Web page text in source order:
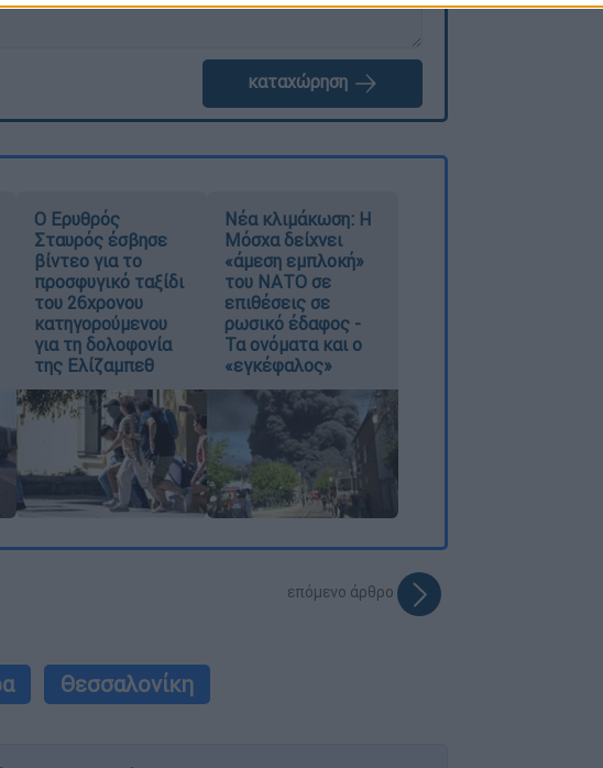
καταχώρηση
Ο Ερυθρός
Σταυρός έσβησε
βίντεο για το
προσφυγικό ταξίδι
του 26χρονου
κατηγορούμενου
για τη δολοφονία
της Ελίζαμπεθ
Νέα κλιμάκωση: Η
Μόσχα δείχνει
«άμεση εμπλοκή»
του ΝΑΤΟ σε
επιθέσεις σε
ρωσικό έδαφος -
Τα ονόματα και ο
«εγκέφαλος»
επόμενο άρθρο
Θεσσαλονίκη